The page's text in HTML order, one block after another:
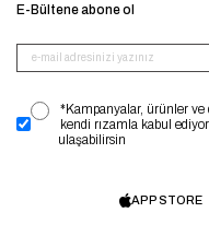
E-Bültene abone ol
*Kampanyalar, ürünler ve
kendi rızamla kabul
ulaşabilirsin
APP STORE